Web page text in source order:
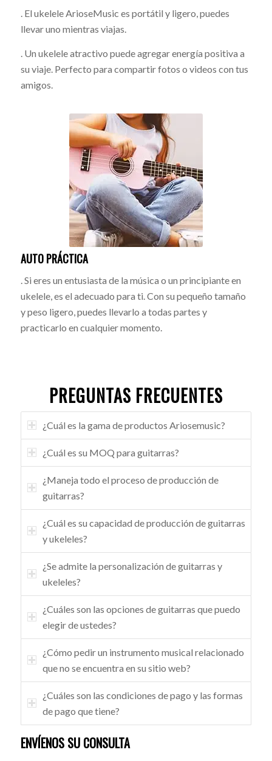
. El ukelele ArioseMusic es portátil y ligero, puedes
llevar uno mientras viajas.
. Un ukelele atractivo puede agregar energía positiva a
su viaje. Perfecto para compartir fotos o videos con tus
amigos.
AUTO PRÁCTICA
. Si eres un entusiasta de la música o un principiante en
ukelele, es el adecuado para ti. Con su pequeño tamaño
y peso ligero, puedes llevarlo a todas partes y
practicarlo en cualquier momento.
PREGUNTAS FRECUENTES
¿Cuál es la gama de productos Ariosemusic?
¿Cuál es su MOQ para guitarras?
¿Maneja todo el proceso de producción de
guitarras?
¿Cuál es su capacidad de producción de guitarras
y ukeleles?
¿Se admite la personalización de guitarras y
ukeleles?
¿Cuáles son las opciones de guitarras que puedo
elegir de ustedes?
¿Cómo pedir un instrumento musical relacionado
que no se encuentra en su sitio web?
¿Cuáles son las condiciones de pago y las formas
de pago que tiene?
ENVÍENOS SU CONSULTA